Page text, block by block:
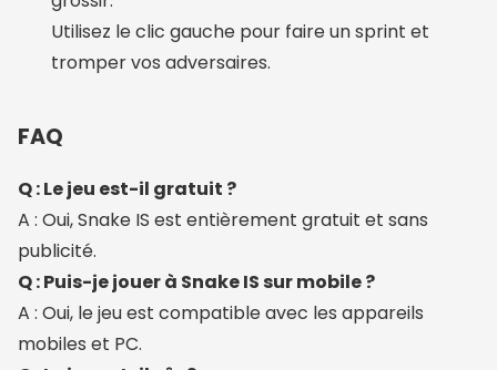
Utilisez le clic gauche pour faire un sprint et
tromper vos adversaires.
FAQ
Q : Le jeu est-il gratuit ?
A : Oui, Snake IS est entièrement gratuit et sans
publicité.
Q : Puis-je jouer à Snake IS sur mobile ?
A : Oui, le jeu est compatible avec les appareils
mobiles et PC.